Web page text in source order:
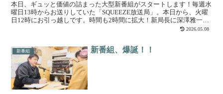
本日、ギュッと価値の詰まった大型新番組がスタートします！毎週水
曜日13時からお送りしていた「SQUEEZE放送局」。本日から、火曜
日12時にお引っ越しです。時間も2時間に拡大！新局長に深澤雅一を
2026.05.08
新番組 新番組、爆誕！！